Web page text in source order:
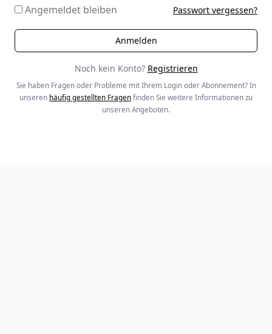
Angemeldet bleiben Passwort vergessen?
Noch kein Konto? Registrieren
Sie haben Fragen oder Probleme mit Ihrem Login oder Abonnement? In
unseren häufig gestellten Fragen finden Sie weitere Informationen zu
unseren Angeboten.